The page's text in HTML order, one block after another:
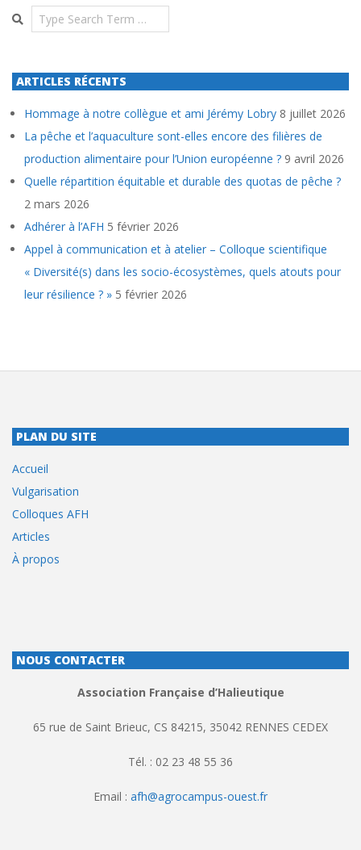
Search
ARTICLES RÉCENTS
Hommage à notre collègue et ami Jérémy Lobry 8 juillet 2026
La pêche et l’aquaculture sont-elles encore des filières de
production alimentaire pour l’Union européenne ? 9 avril 2026
Quelle répartition équitable et durable des quotas de pêche ?
2 mars 2026
Adhérer à l’AFH 5 février 2026
Appel à communication et à atelier – Colloque scientifique
« Diversité(s) dans les socio-écosystèmes, quels atouts pour
leur résilience ? » 5 février 2026
PLAN DU SITE
Accueil
Vulgarisation
Colloques AFH
Articles
À propos
NOUS CONTACTER
Association Française d’Halieutique
65 rue de Saint Brieuc, CS 84215, 35042 RENNES CEDEX
Tél. : 02 23 48 55 36
Email : afh@agrocampus-ouest.fr